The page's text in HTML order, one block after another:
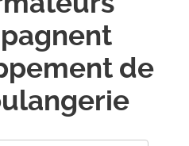
de